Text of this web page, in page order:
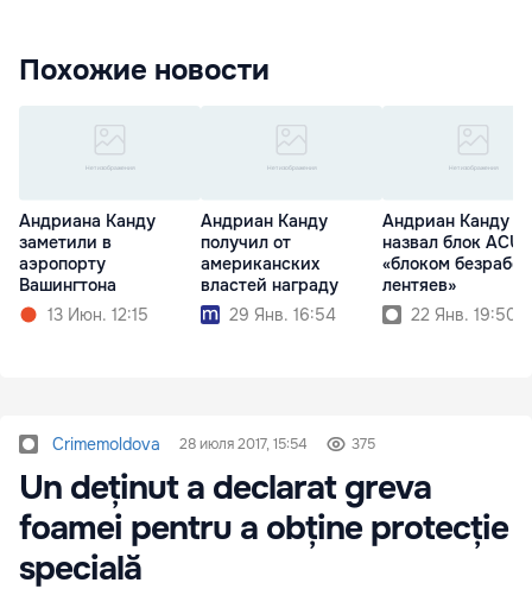
Похожие новости
Андриана Канду
заметили в
аэропорту
Вашингтона
13 Июн. 12:15
Андриан Канду
получил от
американских
властей награду
29 Янв. 16:54
Андриан Канду
назвал блок
«блоком
лентяев»
22 Янв. 19:50
Crimemoldova 28 июля 2017, 15:54 375
Un deținut a declarat greva
foamei pentru a obține protecție
specială